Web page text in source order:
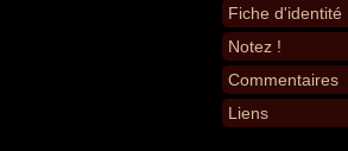
Fiche d'identité
Notez !
Commentaires
Liens